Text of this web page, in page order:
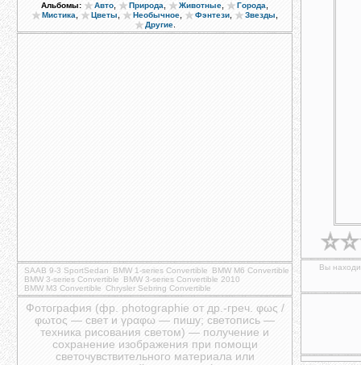
Альбомы: Авто Природа Животные Города
Мистика Цветы Необычное Фэнтези Звезды
Другие.
SAAB 9-3 SportSedan BMW 1-series Convertible
BMW M6 Convertible
BMW 3-series Convertible
BMW 3-series Convertible 2010
BMW M3 Convertible Chrysler Sebring Convertible
Фотография (фр. photographie от др.-греч. φως /
φωτος — свет и γραφω — пишу; светопись —
техника рисования светом) — получение и
сохранение изображения при помощи
светочувствительного материала или
Вы